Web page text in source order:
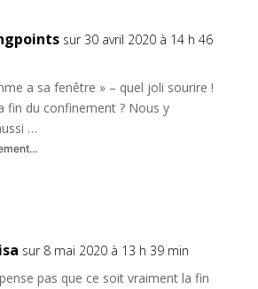
sur 30 avril 2020 à 14 h 46
a sa fenêtre » – quel joli sourire !
fin du confinement ? Nous y
…
sur 8 mai 2020 à 13 h 39 min
pas que ce soit vraiment la fin